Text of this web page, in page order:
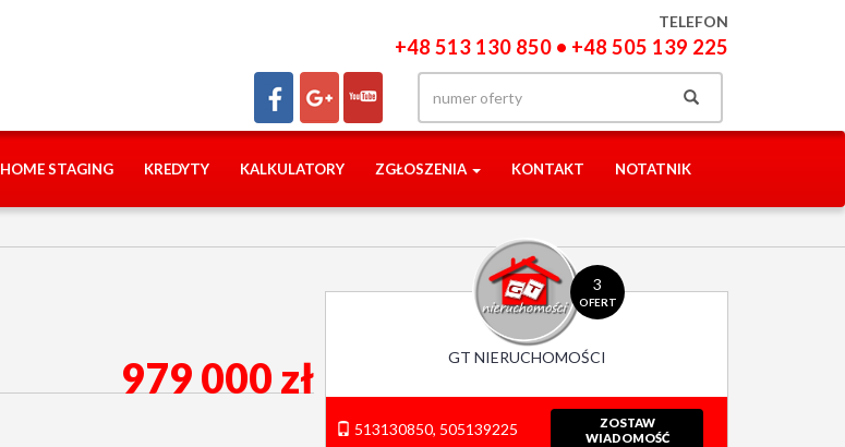
TELEFON
+48 513 130 850 • +48 505 139 225
HOME STAGING KREDYTY KALKULATORY ZGŁOSZENIA KONTAKT NOTATNIK
979 000 zł
3
OFERT
GT NIERUCHOMOŚCI
513130850, 505139225
ZOSTAW
WIADOMOŚĆ